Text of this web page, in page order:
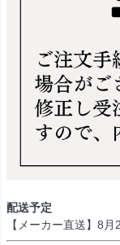
配送予定
【メーカー直送】8